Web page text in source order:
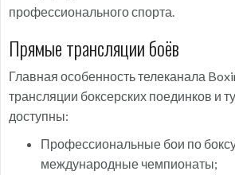
профессионального спорта.
Прямые трансляции боёв
Главная особенность телеканала
трансляции боксерских поединков и
доступны:
Профессиональные бои по
международные чемпионаты;